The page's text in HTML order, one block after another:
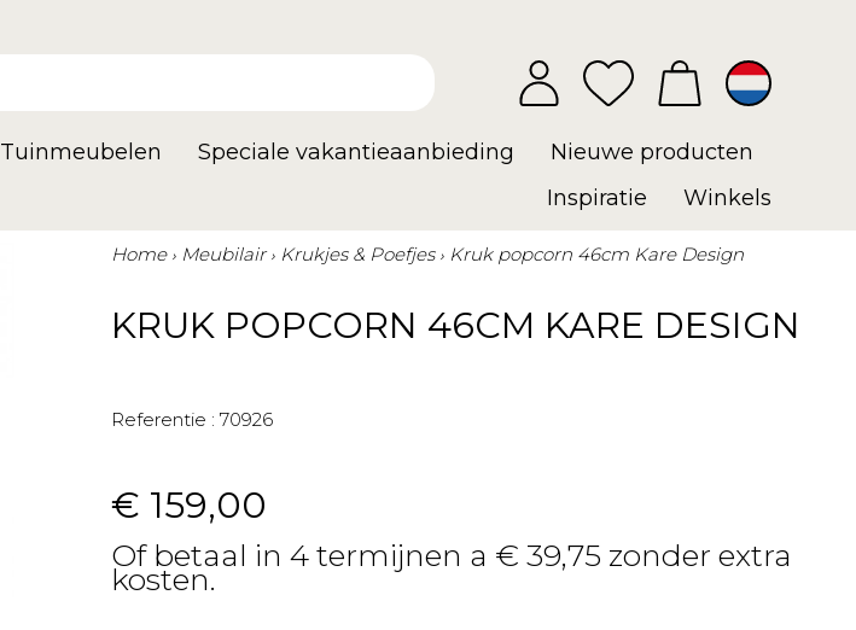
Tuinmeubelen Speciale vakantieaanbieding
Nieuwe producten
Inspiratie
Winkels
Home Meubilair Krukjes & Poefjes Kruk popcorn 46cm Kare Design
KRUK POPCORN 46CM KARE DESIGN
Referentie : 70926
€ 159,00
Of betaal in 4 termijnen a € 39,75 zonder extra
kosten.